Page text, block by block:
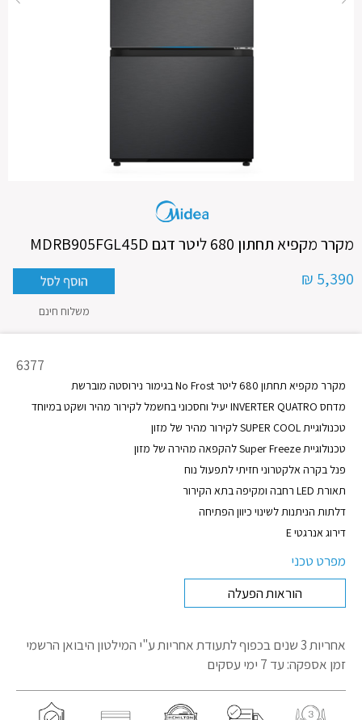
מקרר מקפיא תחתון 680 ליטר דגם MDRB905FGL45D
5,390 ₪
משלוח חינם
מק"ט
6377
מקרר מקפיא תחתון 680 ליטר No Frost בגימור נירוסטה מוברשת
מדחס INVERTER QUATRO יעיל וחסכוני בחשמל לקירור מהיר ושקט במיוחד
טכנולוגיית SUPER COOL לקירור מהיר של מזון
טכנולוגיית Super Freeze להקפאה מהירה של מזון
פנל בקרה אלקטרוני חזיתי לתפעול נוח
תאורת LED רחבה ומקיפה בתא הקירור
דלתות הניתנות לשינוי כיוון הפתיחה
דירוג אנרגטי E
מפרט טכני
הוראות הפעלה
אחריות 3 שנים בכפוף לתעודת אחריות
ע"י המילטון היבואן הרשמי
זמן אספקה: עד 7 ימי עסקים